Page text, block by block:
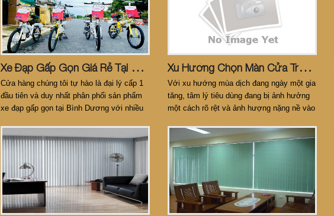
X
E Đạp Gấp Gọn Giá Rẻ Tại Bình Dương
Cửa hàng chúng tôi tự hào là đại lý cấp 1
đầu tiên và duy nhất phân phối sản phẩm
xe đạp gấp gọn tại Bình Dương với nhiều
công ty mẹ ở Hà Nội.
X
U Hướng Chọn Màn Cửa Trong Mùa Dịch Covit-19
Với xu hướng mùa dịch đang ngày một gia
tăng, tâm lý tiêu dùng đang bị ảnh hưởng
một cách rõ rệt và ảnh hượng nặng nề vào
của văn phòng và nhà xưởng mới.